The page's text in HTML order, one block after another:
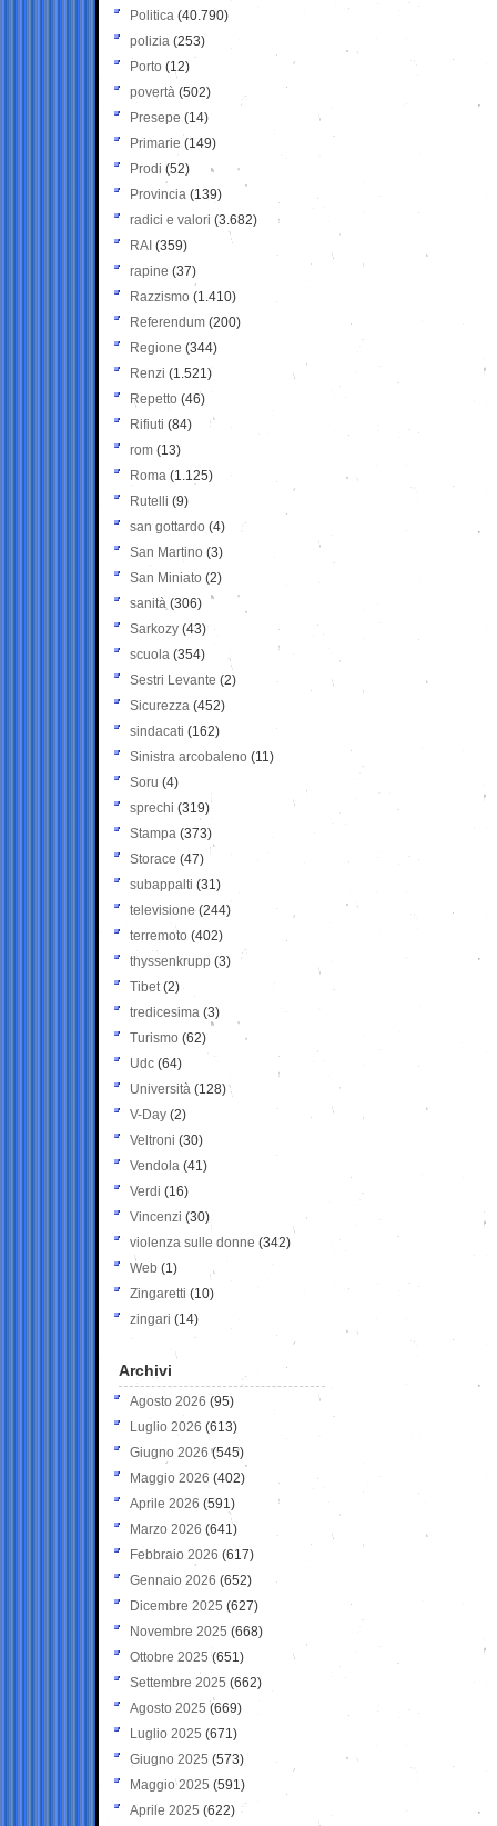
Politica (40.790)
polizia (253)
Porto (12)
povertà (502)
Presepe (14)
Primarie (149)
Prodi (52)
Provincia (139)
radici e valori (3.682)
RAI (359)
rapine (37)
Razzismo (1.410)
Referendum (200)
Regione (344)
Renzi (1.521)
Repetto (46)
Rifiuti (84)
rom (13)
Roma (1.125)
Rutelli (9)
san gottardo (4)
San Martino (3)
San Miniato (2)
sanità (306)
Sarkozy (43)
scuola (354)
Sestri Levante (2)
Sicurezza (452)
sindacati (162)
Sinistra arcobaleno (11)
Soru (4)
sprechi (319)
Stampa (373)
Storace (47)
subappalti (31)
televisione(244)
terremoto (402)
thyssenkrupp (3)
Tibet(2)
tredicesima (3)
Turismo (62)
Udc (64)
Università (128)
V-Day (2)
Veltroni (30)
Vendola (41)
Verdi (16)
Vincenzi (30)
violenza sulle donne (342)
Web (1)
Zingaretti (10)
zingari (14)
Archivi
Agosto 2026 (95)
Luglio 2026 (613)
Giugno 2026 (545)
Maggio 2026 (402)
Aprile 2026 (591)
Marzo 2026 (641)
Febbraio 2026 (617)
Gennaio 2026 (652)
Dicembre 2025 (627)
Novembre 2025 (668)
Ottobre 2025 (651)
Settembre 2025 (662)
Agosto 2025 (669)
Luglio 2025 (671)
Giugno 2025 (573)
Maggio 2025 (591)
Aprile 2025 (622)